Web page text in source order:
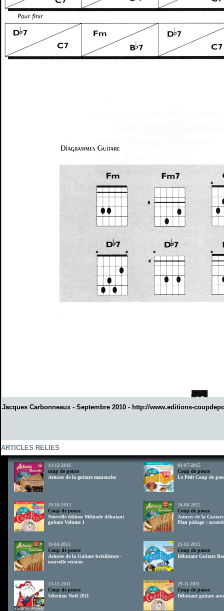
Jacques Carbonneaux - Septembre 2010 - http://www.editions-
ARTICLES RELIES
14-12-2016
coup de pouce
Astuces de la guitare manouche
01-07-2015
Coup de pouce
Le Petit Coup de
29-10-2013
Coup de pouce
Nouvelle édition Méthode débutant
guitare Volume 1
24-08-2012
Coup de pouce
Astuces de la
Plan pédago :
11-04-2012
Coup de pouce
Astuces de la Guitare brésilienne -
nouvelle version
21-02-2012
Coup de pouce
Débutant Guitare
13-12-2011
Coup de pouce
Sélection Noël 2011
29-11-2011
Coup de pouce
Débutant guitare